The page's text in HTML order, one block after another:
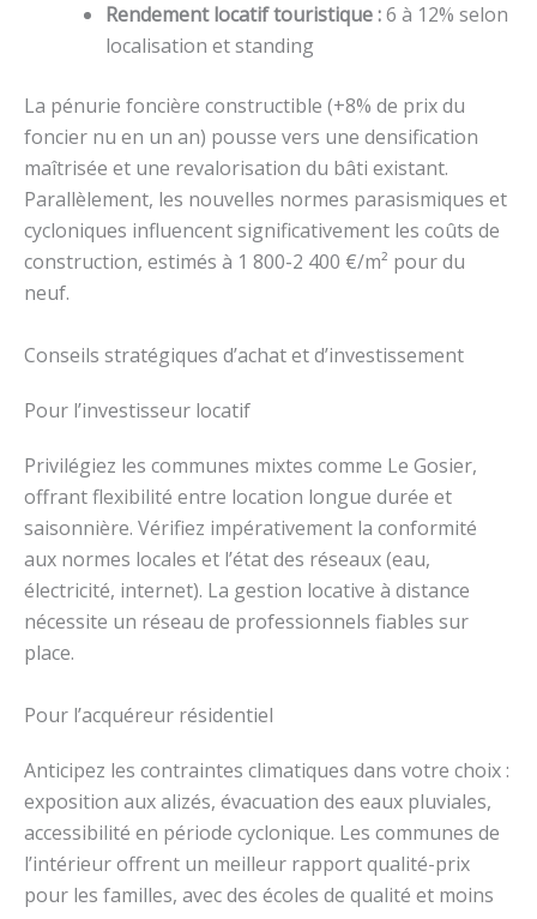
Rendement locatif touristique :6 à 12% selon
localisation et standing
La pénurie foncière constructible (+8% de prix du
foncier nu en un an) pousse vers une densification
maîtrisée et une revalorisation du bâti existant.
Parallèlement, les nouvelles normes parasismiques et
cycloniques influencent significativement les coûts de
construction, estimés à 1 800-2 400 €/m² pour du
neuf.
Conseils stratégiques d’achat et d’investissement
Pour l’investisseur locatif
Privilégiez les communes mixtes comme Le Gosier,
offrant flexibilité entre location longue durée et
saisonnière. Vérifiez impérativement la conformité
aux normes locales et l’état des réseaux (eau,
électricité, internet). La gestion locative à distance
nécessite un réseau de professionnels fiables sur
place.
Pour l’acquéreur résidentiel
Anticipez les contraintes climatiques dans votre choix :
exposition aux alizés, évacuation des eaux pluviales,
accessibilité en période cyclonique. Les communes de
l’intérieur offrent un meilleur rapport qualité-prix
pour les familles, avec des écoles de qualité et moins